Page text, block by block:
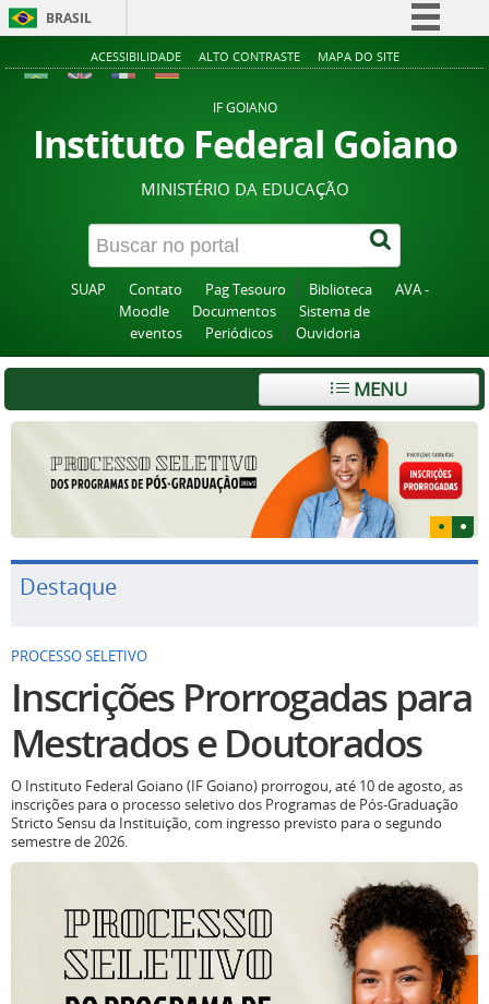
BRASIL
Simplifique!
Acesso à informação
Legislação
Canais
ACESSIBILIDADE ALTO CONTRASTE MAPA DO SITE
IF GOIANO
Instituto Federal Goiano
MINISTÉRIO DA EDUCAÇÃO
SUAP Contato Pag Tesouro Biblioteca
AVA -
Moodle
Documentos
Sistema de
eventos
Periódicos Ouvidoria
MENU
Destaque
PROCESSO SELETIVO
Inscrições Prorrogadas para
Mestrados e Doutorados
O Instituto Federal Goiano (IF Goiano) prorrogou, até 10 de agosto, as
inscrições para o processo seletivo dos Programas de Pós-Graduação
Stricto Sensu da Instituição, com ingresso previsto para o segundo
semestre de 2026.